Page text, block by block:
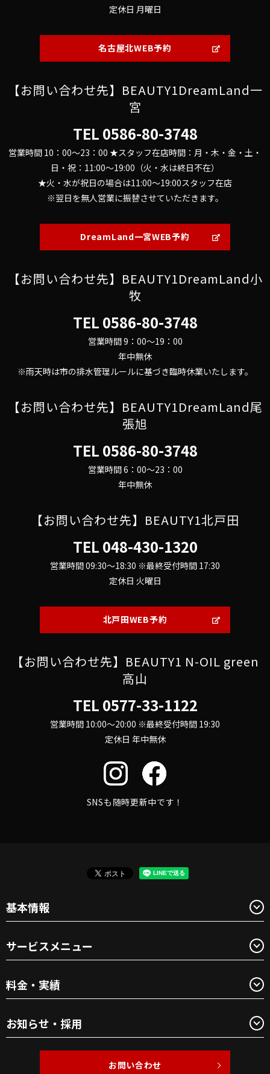
定休日 月曜日
名古屋北WEB予約
【お問い合わせ先】BEAUTY1DreamLand一
宮
TEL 0586-80-3748
営業時間 10：00～23：00 ★スタッフ在店時間：月・木・金・土・
日・祝：11:00～19:00（火・水は終日不在）
★火・水が祝日の場合は11:00～19:00スタッフ在店
※翌日を無人営業に振替させていただきます。
DreamLand一宮WEB予約
【お問い合わせ先】BEAUTY1DreamLand小
牧
TEL 0586-80-3748
営業時間 9：00～19：00
年中無休
※雨天時は市の排水管理ルールに基づき臨時休業いたします。
【お問い合わせ先】BEAUTY1DreamLand尾
張旭
TEL 0586-80-3748
営業時間 6：00～23：00
年中無休
【お問い合わせ先】BEAUTY1北戸田
TEL 048-430-1320
営業時間 09:30～18:30 ※最終受付時間 17:30
定休日 火曜日
北戸田WEB予約
【お問い合わせ先】BEAUTY1 N-OIL green
高山
TEL 0577-33-1122
営業時間 10:00～20:00 ※最終受付時間 19:30
定休日 年中無休
SNSも随時更新中です！
基本情報
サービスメニュー
料金・実績
お知らせ・採用
お問い合わせ